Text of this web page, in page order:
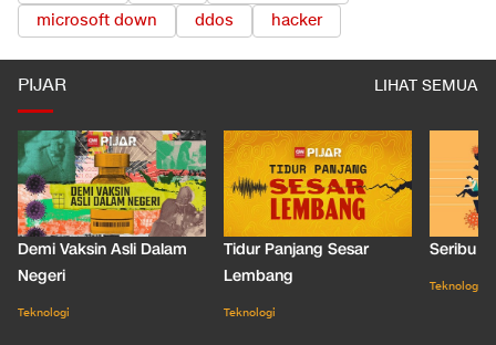
microsoft down
ddos hacker
PIJAR LIHAT SEMUA
Demi Vaksin Asli Dalam
Negeri
Teknologi
Tidur Panjang Sesar
Lembang
Teknologi
Seribu
Teknologi